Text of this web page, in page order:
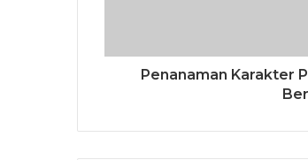
Penanaman Karakter